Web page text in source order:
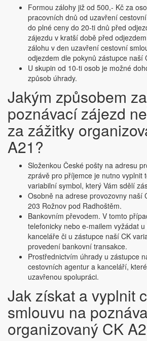
Formou zálohy již od 500,- Kč za
pracovních dnů od uzavření
do plné ceny do 20-ti dnů před
zájezdu v kratší době před
zálohu v den uzavření cestovní
odjezdem dle pokynů zástupce naší
U skupin od 10-ti osob je možné
způsob úhrady.
Jakým způsobem
poznávací zájezd
za zážitky
A21?
Složenkou České pošty na adresu
zprávě pro příjemce je nutno vyplnit
variabilní symbol, který Vám sdělí
Osobně na adrese provozovny naší
203 Rožnov pod Radhoštěm.
Bankovním převodem. V tomto
telefonicky nebo e-mailem vyžádat
kanceláře či u zástupce naší CK
provedení bankovní transakce.
Prostřednictvím úhrady u zástupce
cestovních agentur a kanceláří,
uzavřenou spolupráci.
Jak získat a vyplnit
smlouvu na
organizovaný CK